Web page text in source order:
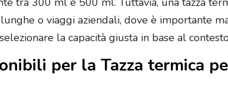
o viaggi aziendali, dove è importante
la capacità giusta in base al
per la Tazza termica